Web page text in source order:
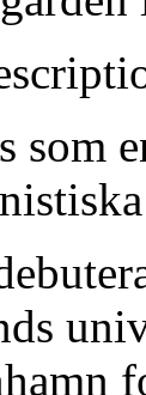
som